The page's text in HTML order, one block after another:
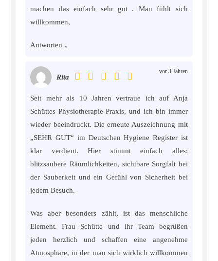
machen das einfach sehr gut . Man fühlt sich
willkommen,
Antworten ↓
Rita
vor 3 Jahren
Seit mehr als 10 Jahren vertraue ich auf Anja
Schüttes Physiotherapie-Praxis, und ich bin immer
wieder beeindruckt. Die erneute Auszeichnung mit
„SEHR GUT“ im Deutschen Hygiene Register ist
klar verdient. Hier stimmt einfach alles:
blitzsaubere Räumlichkeiten, sichtbare Sorgfalt bei
der Sauberkeit und ein Gefühl von Sicherheit bei
jedem Besuch.
Was aber besonders zählt, ist das menschliche
Element. Frau Schütte und ihr Team begrüßen
jeden herzlich und schaffen eine angenehme
Atmosphäre, in der man sich wirklich willkommen